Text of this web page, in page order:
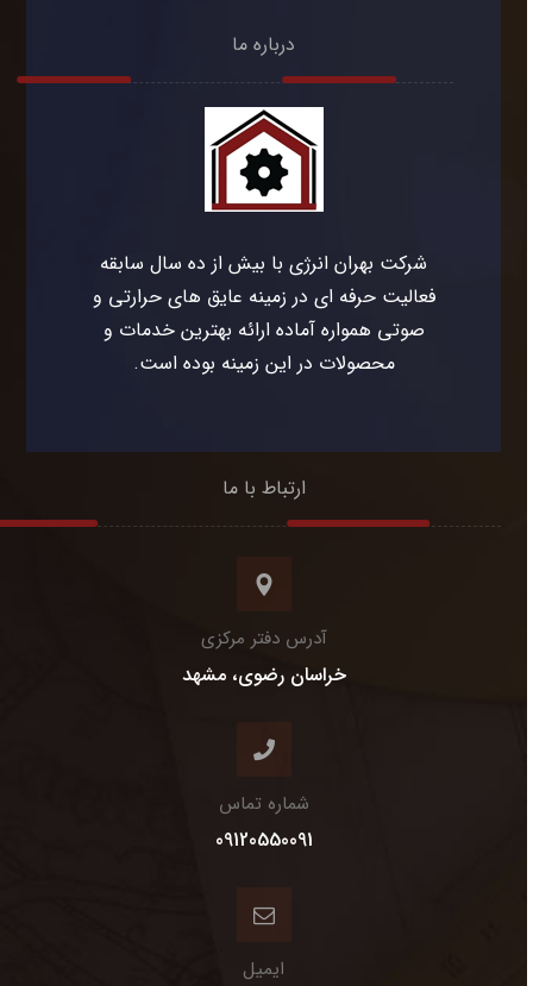
درباره ما
شرکت بهران انرژی با بیش از ده سال سابقه
فعالیت حرفه ای در زمینه عایق های حرارتی و
صوتی همواره آماده ارائه بهترین خدمات و
محصولات در این زمینه بوده است.
ارتباط با ما
آدرس دفتر مرکزی
خراسان رضوی، مشهد
شماره تماس
09120550091
ایمیل